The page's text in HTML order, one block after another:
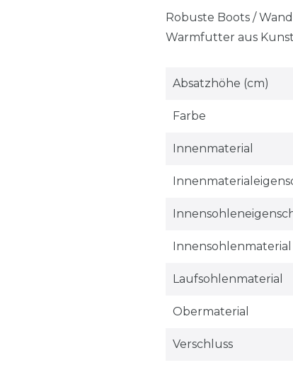
Robuste Boots /
Warmfutter aus
Absatzhöhe (cm)
Farbe
Innenmaterial
Innensohlenmaterial
Laufsohlenmaterial
Obermaterial
Verschluss